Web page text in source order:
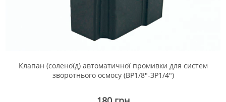
Клапан (соленоїд) автоматичної промивки для систем
зворотнього осмосу (ВР1/8"-ЗР1/4")